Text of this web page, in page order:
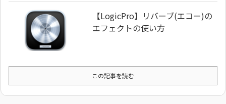
【LogicPro】リバーブ(エコー)の
エフェクトの使い方
この記事を読む